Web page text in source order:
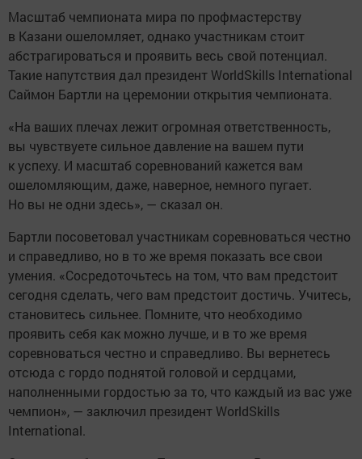
Масштаб чемпионата мира по профмастерству
в Казани ошеломляет, однако участникам стоит
абстрагироваться и проявить весь свой потенциал.
Такие напутствия дал президент WorldSkills International
Саймон Бартли на церемонии открытия чемпионата.
«На ваших плечах лежит огромная ответственность,
вы чувствуете сильное давление на вашем пути
к успеху. И масштаб соревнований кажется вам
ошеломляющим, даже, наверное, немного пугает.
Но вы не одни здесь», — сказал он.
Бартли посоветовал участникам соревноваться честно
и справедливо, но в то же время показать все свои
умения. «Сосредоточьтесь на том, что вам предстоит
сегодня сделать, чего вам предстоит достичь. Учитесь,
становитесь сильнее. Помните, что необходимо
проявить себя как можно лучше, и в то же время
соревноваться честно и справедливо. Вы вернетесь
отсюда с гордо поднятой головой и сердцами,
наполненными гордостью за то, что каждый из вас уже
чемпион», — заключил президент WorldSkills
International.